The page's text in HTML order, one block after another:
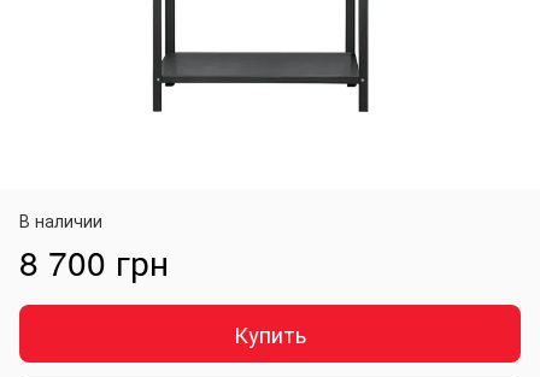
В наличии
8 700 грн
Купить